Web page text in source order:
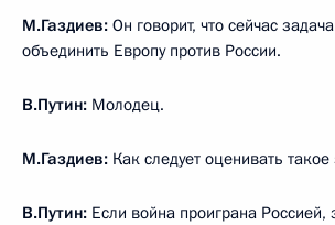
М.Газдиев: Он говорит, что сейчас
объединить Европу против России.
В.Путин: Молодец.
М.Газдиев: Как следует оценивать
В.Путин: Если война проиграна Россией,